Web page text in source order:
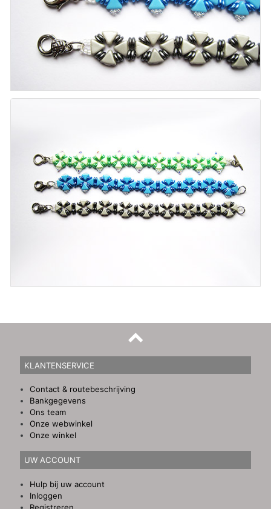
KLANTENSERVICE
Contact & routebeschrijving
Bankgegevens
Ons team
Onze webwinkel
Onze winkel
UW ACCOUNT
Hulp bij uw account
Inloggen